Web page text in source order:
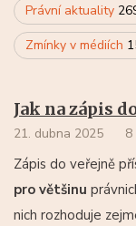
Právní aktuality
Zmínky v médiích
Jak na zápis
21. dubna 2025 8
Zápis do veřejně
pro většinu
nich rozhoduje